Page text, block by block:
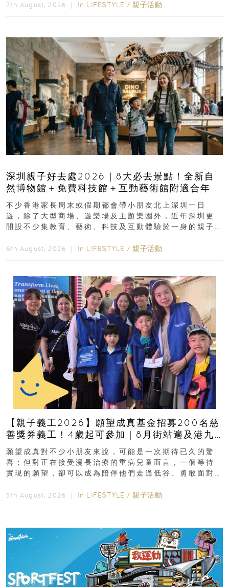
7th August, 2026 ｜ In LIFESTYLE / 親子活動
深圳親子好去處2026｜8大必去景點！全新自
然博物館＋免費科技館＋互動藝術館附適合年
齡、交通、門票、開放時間
不少香港家長周末或假期都會帶小朋友北上深圳一日
遊，除了大型商場、遊樂場及主題樂園外，近年深圳更
開設不少集教育、藝術、科技及互動體驗於一身的親子
6th August, 2026 ｜ In LIFESTYLE / 親子活動
【親子義工2026】願望成真基金招募200名慈
善獎券義工！4歲起可參加｜8月街站遍及港九
新界
願望成真對不少小朋友來說，可能是一次期待已久的驚
喜；但對正在接受漫長治療的重病兒童而言，一個等待
實現的願望，卻可以成為陪伴他們走過低谷、勇敢面對
5th August, 2026 ｜ In LIFESTYLE / 親子活動